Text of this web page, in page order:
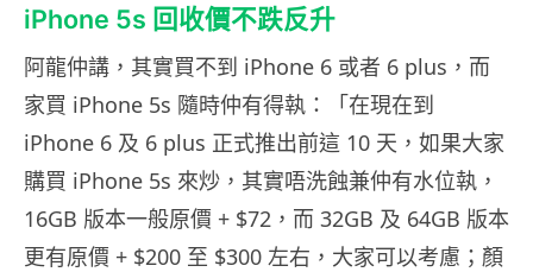
iPhone 5s 回收價不跌反升
阿龍仲講，其實買不到 iPhone 6 或者 6 plus，而
家買 iPhone 5s 隨時仲有得執：「在現在到
iPhone 6 及 6 plus 正式推出前這 10 天，如果大家
購買 iPhone 5s 來炒，其實唔洗蝕兼仲有水位執，
16GB 版本一般原價 + $72，而 32GB 及 64GB 版本
更有原價 + $200 至 $300 左右，大家可以考慮；顏